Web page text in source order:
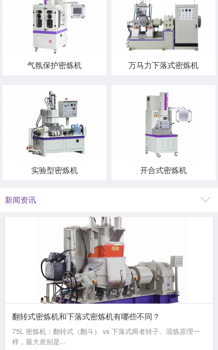
气氛保护密炼机 万马力下落式密炼机
实验型密炼机 开合式密炼机
新闻资讯
翻转式密炼机和下落式密炼机有哪些不同？
75L 密炼机：翻转式（翻斗） vs 下落式两者转子、混炼原理一
样，最大差别是...